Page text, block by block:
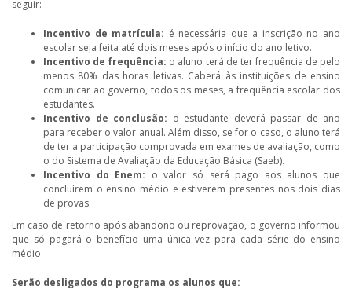
seguir:
Incentivo de matrícula: é necessária que a inscrição no ano
escolar seja feita até dois meses após o início do ano letivo.
Incentivo de frequência: o aluno terá de ter frequência de pelo
menos 80% das horas letivas. Caberá às instituições de ensino
comunicar ao governo, todos os meses, a frequência escolar dos
estudantes.
Incentivo de conclusão: o estudante deverá passar de ano
para receber o valor anual. Além disso, se for o caso, o aluno terá
de ter a participação comprovada em exames de avaliação, como
o do Sistema de Avaliação da Educação Básica (Saeb).
Incentivo do Enem: o valor só será pago aos alunos que
concluírem o ensino médio e estiverem presentes nos dois dias
de provas.
Em caso de retorno após abandono ou reprovação, o governo informou
que só pagará o benefício uma única vez para cada série do ensino
médio.
Serão desligados do programa os alunos que: